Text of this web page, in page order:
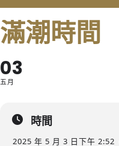
滿潮時間
03
五月
時間
2025 年 5 月 3 日下午 2:52